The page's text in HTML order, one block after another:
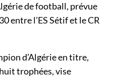
de football, prévue
entre l’ES Sétif et le CR
d’Algérie en titre,
trophées, vise